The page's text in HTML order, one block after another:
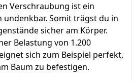
Verschraubung ist ein
undenkbar. Somit trägst du in
sicher am Körper.
Belastung von 1.200
sich zum Beispiel perfekt,
Baum zu befestigen.